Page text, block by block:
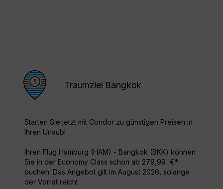
Traumziel Bangkok
Starten Sie jetzt mit Condor zu günstigen Preisen in
Ihren Urlaub!
Ihren Flug Hamburg (HAM) - Bangkok (BKK) können
Sie in der Economy Class schon ab 279,99 €*
buchen. Das Angebot gilt im August 2026, solange
der Vorrat reicht.